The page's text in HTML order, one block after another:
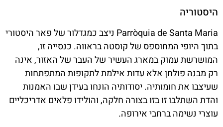
היסטוריה
Parròquia de Santa Maria ניצב כמגדלור של פאר היסטורי
בתוך היופי המחוספס של קוסטה בראווה. כנסייה זו,
המושרשת עמוק במארג העשיר של העבר של האזור, אינה
רק מבנה פולחן אלא עדות אילמת לתקופות המתפתחות
שעיצבו את חומותיה. יסודותיה הונחו בעידן שבו האמנות
והדת השתלבו זו בזו בצורה חלקה, והולידו פלאים אדריכליים
עוצרי נשימה ברחבי אירופה.